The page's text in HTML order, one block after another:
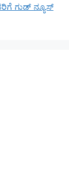
ಗುಡ್ ನ್ಯೂಸ್